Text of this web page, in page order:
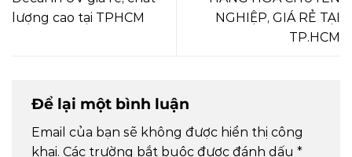
lượng cao tại TPHCM
NGHIỆP, GIÁ RẺ TẠI
TP.HCM
Để lại một bình luận
Email của bạn sẽ không được hiển thị công
khai. Các trường bắt buộc được đánh dấu *